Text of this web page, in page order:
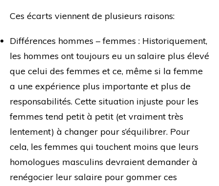
Ces écarts viennent de plusieurs raisons:
Différences hommes – femmes : Historiquement,
les hommes ont toujours eu un salaire plus élevé
que celui des femmes et ce, même si la femme
a une expérience plus importante et plus de
responsabilités. Cette situation injuste pour les
femmes tend petit à petit (et vraiment très
lentement) à changer pour s’équilibrer. Pour
cela, les femmes qui touchent moins que leurs
homologues masculins devraient demander à
renégocier leur salaire pour gommer ces